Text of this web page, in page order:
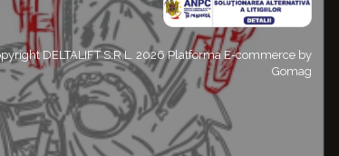
DELTALIFT S.R.L. 2026Platforma E-commerce by
Gomag